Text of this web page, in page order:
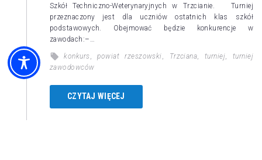
Szkół Techniczno-Weterynaryjnych w Trzcianie. Turniej
przeznaczony jest dla uczniów ostatnich klas szkół
podstawowych. Obejmować będzie konkurencje w
zawodach:–…
konkurs ,powiat rzeszowski Trzciana turniej
turniej
zawodowców
CZYTAJ WIĘCEJ